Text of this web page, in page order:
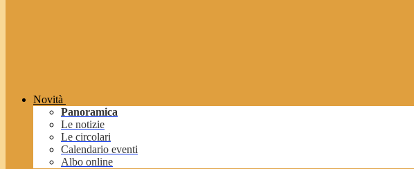
Novità
Panoramica
Le notizie
Le circolari
Calendario eventi
Albo online